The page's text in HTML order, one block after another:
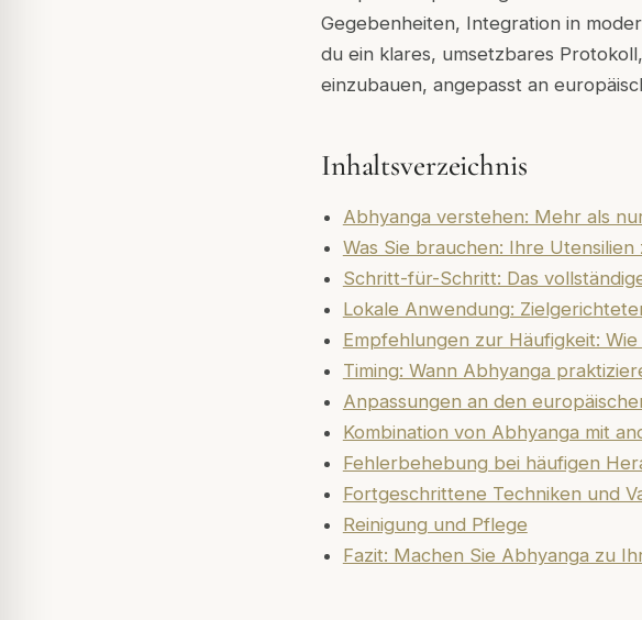
Gegebenheiten, Integration in
du ein klares, umsetzbares
einzubauen, angepasst an
Inhaltsverzeichnis
Abhyanga verstehen: Mehr als
Was Sie brauchen: Ihre Utensilien
Schritt-für-Schritt: Das
Lokale Anwendung:
Empfehlungen zur Häufigkeit:
Timing: Wann Abhyanga
Anpassungen an den
Kombination von Abhyanga mit
Fehlerbehebung bei häufigen
Fortgeschrittene Techniken und
Reinigung und Pflege
Fazit: Machen Sie Abhyanga zu